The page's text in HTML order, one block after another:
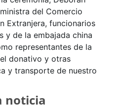
del Comercio
Extranjera, funcionarios
y de la embajada china
representantes de la
donativo y otras
y transporte de nuestro
noticia